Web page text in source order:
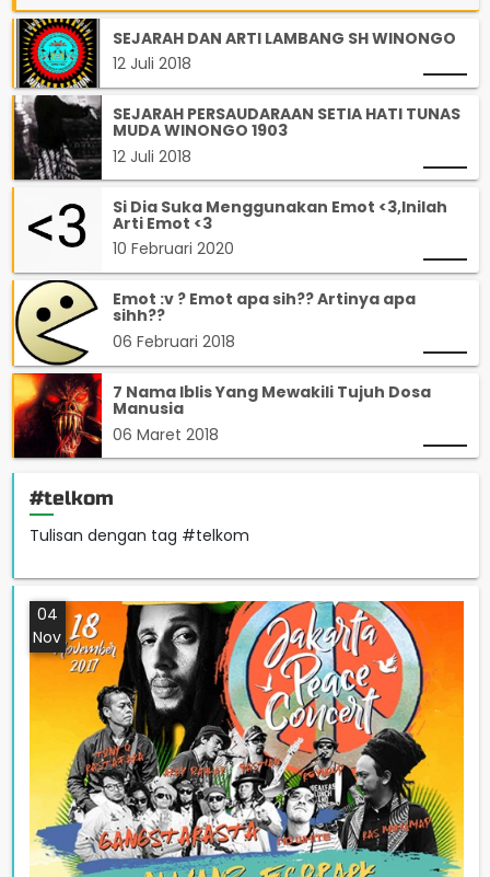
SEJARAH DAN ARTI LAMBANG SH WINONGO
12 Juli 2018
SEJARAH PERSAUDARAAN SETIA HATI TUNAS
MUDA WINONGO 1903
12 Juli 2018
Si Dia Suka Menggunakan Emot <3,Inilah
Arti Emot <3
10 Februari 2020
Emot :v ? Emot apa sih?? Artinya apa
sihh??
06 Februari 2018
7 Nama Iblis Yang Mewakili Tujuh Dosa
Manusia
06 Maret 2018
#telkom
Tulisan dengan tag #telkom
04
Nov